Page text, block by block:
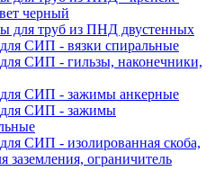
черный
для труб из ПНД двустенных
СИП - вязки спиральные
СИП - гильзы, наконечники,
СИП - зажимы анкерные
для СИП - зажимы
СИП - изолированная скоба,
заземления, ограничитель